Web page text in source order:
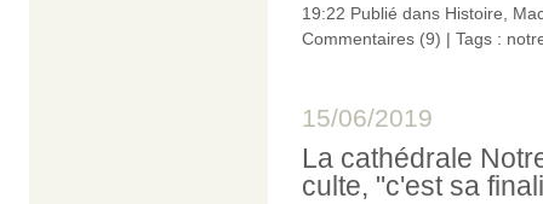
19:22 Publié dans Histoire,
Commentaires (9) | Tags :
15/06/2019
La cathédrale
culte, "c'est sa